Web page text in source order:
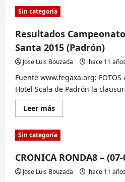
Clasificaciónes
finales
del
Fontecarmoa
en
Liga
Gallega
2015.
Sin categoría
Resultados
Santa 2015 (Padrón)
Jose Luis Bouzada hace 11 años
Fuente www.fegaxa.org:
Hotel Scala de Padrón la
Leer másLee
más
Resultados
Campeonatos
Gallegos
Santa
2015
(Padrón)
Sin categoría
CRONICA RONDA8 –
Jose Luis Bouzada hace 11 años